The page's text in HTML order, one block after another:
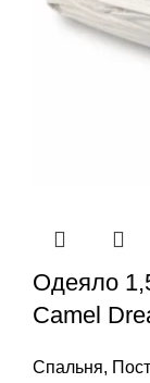
Одеяло
Camel
Спальня,